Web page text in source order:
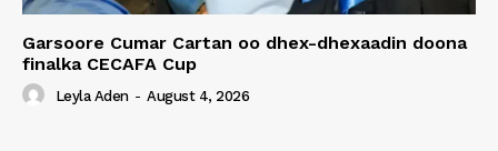
Garsoore Cumar Cartan oo dhex-dhexaadin doona
finalka CECAFA Cup
Leyla Aden - August 4, 2026